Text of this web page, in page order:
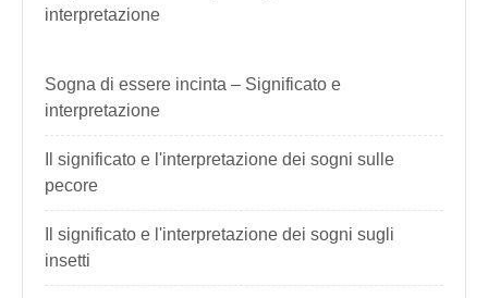
interpretazione
Sogna di essere incinta – Significato e
interpretazione
Il significato e l'interpretazione dei sogni sulle
pecore
Il significato e l'interpretazione dei sogni sugli
insetti